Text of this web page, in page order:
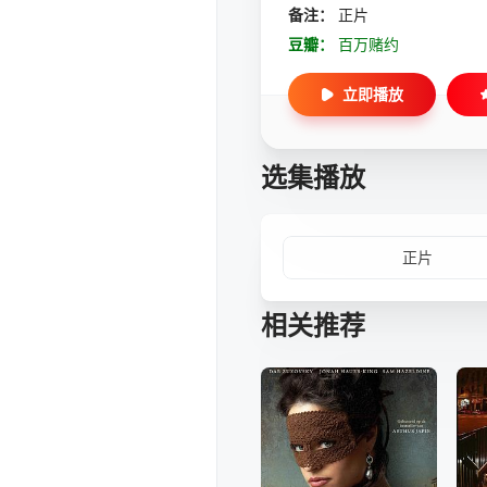
备注：
正片
豆瓣：
百万赌约
立即播放
选集播放
正片
相关推荐